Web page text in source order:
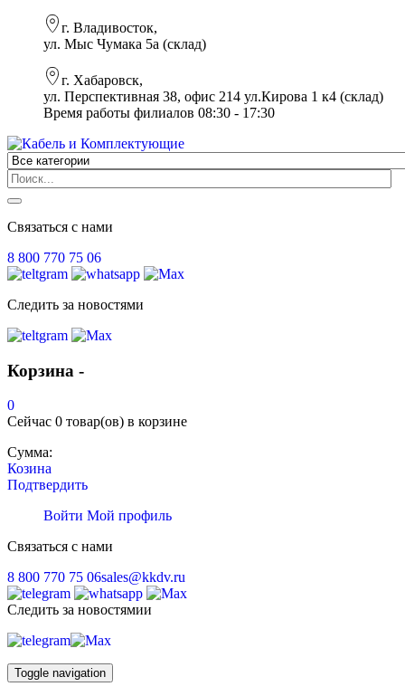
г. Владивосток,
ул. Мыс Чумака 5а (склад)
г. Хабаровск,
ул. Перспективная 38, офис 214 ул.Кирова 1 к4 (склад)
Время работы филиалов 08:30 - 17:30
Связаться с нами
8 800 770 75 06
Следить за новостями
Корзина -
0
Сейчас 0 товар(ов) в корзине
Сумма:
Козина
Подтвердить
Войти Мой профиль
Связаться с нами
8 800 770 75 06sales@kkdv.ru
Следить за новостямии
Toggle navigation